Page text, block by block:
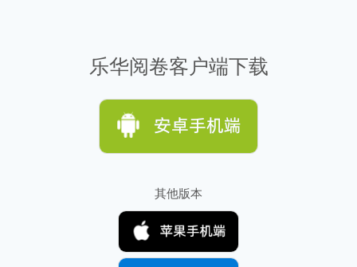
乐华阅卷客户端下载
其他版本